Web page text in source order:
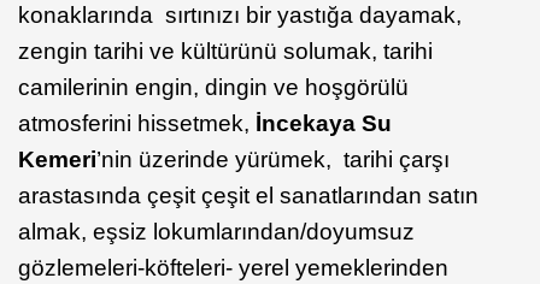
konaklarında sırtınızı bir yastığa dayamak,
zengin tarihi ve kültürünü solumak, tarihi
camilerinin engin, dingin ve hoşgörülü
atmosferini hissetmek, İncekaya Su
Kemeri’nin üzerinde yürümek, tarihi çarşı
arastasında çeşit çeşit el sanatlarından satın
almak, eşsiz lokumlarından/doyumsuz
gözlemeleri-köfteleri- yerel yemeklerinden